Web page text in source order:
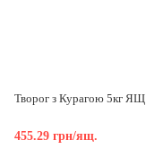
Творог з Курагою 5кг ЯЩ
455.29 грн/ящ.